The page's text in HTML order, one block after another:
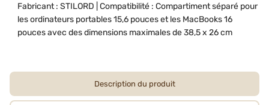
Fabricant : STILORD | Compatibilité : Compartiment séparé pour
les ordinateurs portables 15,6 pouces et les MacBooks 16
pouces avec des dimensions maximales de 38,5 x 26 cm
Description du produit